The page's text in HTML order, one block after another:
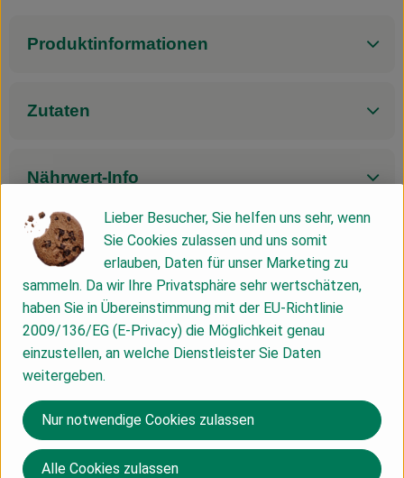
Produktinformationen
Zutaten
Nährwert-Info
Produktdatenblatt
Herkunft
Hersteller: ÖMA
Italien
Lieber Besucher, Sie helfen uns sehr, wenn
Sie Cookies zulassen und uns somit
erlauben, Daten für unser Marketing zu
sammeln. Da wir Ihre Privatsphäre sehr wertschätzen,
haben Sie in Übereinstimmung mit der EU-Richtlinie
2009/136/EG (E-Privacy) die Möglichkeit genau
einzustellen, an welche Dienstleister Sie Daten
weitergeben.
Nur notwendige Cookies zulassen
Alle Cookies zulassen